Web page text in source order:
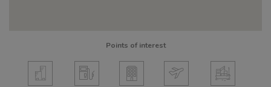
Points of interest